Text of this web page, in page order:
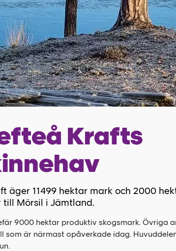
Krafts
äger 11499 hektar mark och 2000
till Mörsil i Jämtland.
9000 hektar produktiv skogsmark. Övriga
som är närmast opåverkade idag.